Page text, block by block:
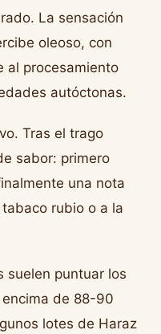
La sensación
oleoso, con
al procesamiento
autóctonas.
Tras el trago
sabor: primero
una nota
rubio o a la
suelen puntuar los
de 88-90
lotes de Haraz